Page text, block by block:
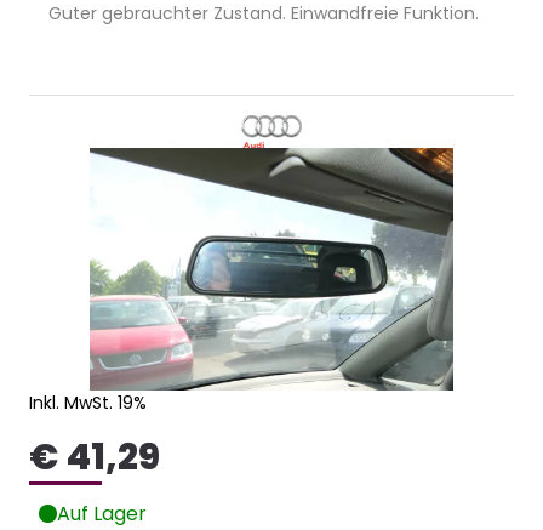
Guter gebrauchter Zustand. Einwandfreie Funktion.
Inkl. MwSt. 19%
€ 41,29
Auf Lager